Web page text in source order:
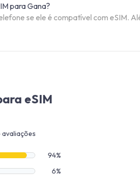
para Gana?
se ele é compatível com eSIM.
eSIM
avaliações
94%
6%